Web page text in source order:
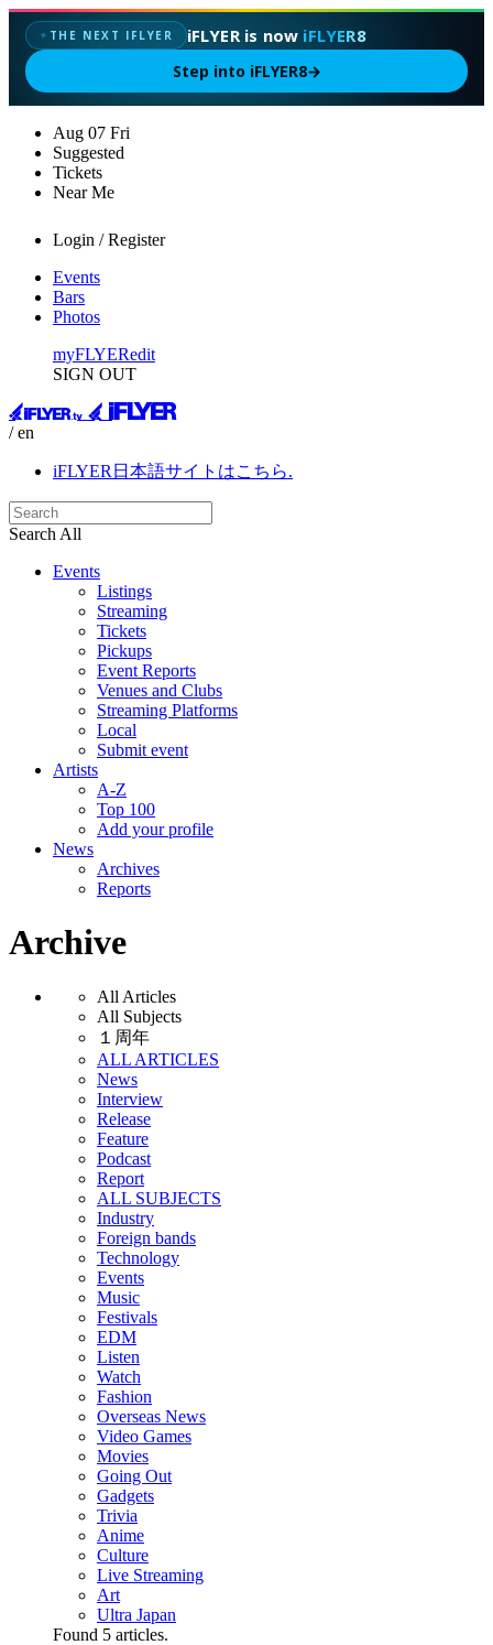
✦ THE NEXT IFLYER iFLYER is now iFLYER8
Step into iFLYER8→
Aug 07 Fri
Suggested
Tickets
Near Me
Login / Register
Events
Bars
Photos
myFLYERedit
SIGN OUT
/ en
iFLYER日本語サイトはこちら.
Search All
Events
Listings
Streaming
Tickets
Pickups
Event Reports
Venues and Clubs
Streaming Platforms
Local
Submit event
Artists
A-Z
Top 100
Add your profile
News
Archives
Reports
Archive
All Articles
All Subjects
１周年
ALL ARTICLES
News
Interview
Release
Feature
Podcast
Report
ALL SUBJECTS
Industry
Foreign bands
Technology
Events
Music
Festivals
EDM
Listen
Watch
Fashion
Overseas News
Video Games
Movies
Going Out
Gadgets
Trivia
Anime
Culture
Live Streaming
Art
Ultra Japan
Found 5 articles.